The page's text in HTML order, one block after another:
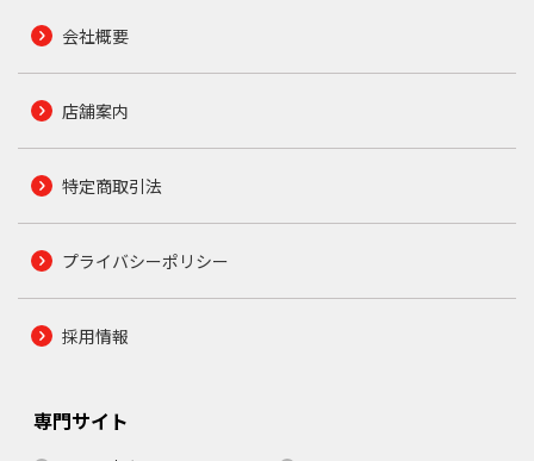
会社概要
店舗案内
特定商取引法
プライバシーポリシー
採用情報
専門サイト